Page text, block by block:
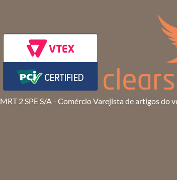
MRT 2 SPE S/A - Comércio Varejista de artigos do